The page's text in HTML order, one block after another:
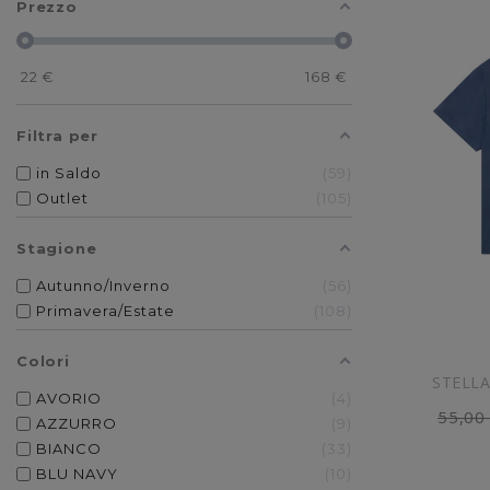
Prezzo
22 € 168 €
Filtra per
in Saldo
Outlet
105
Stagione
Autunno/Inverno
Primavera/Estate
108
Colori
AVORIO
4
AZZURRO
BIANCO
33
BLU NAVY
10
55,00